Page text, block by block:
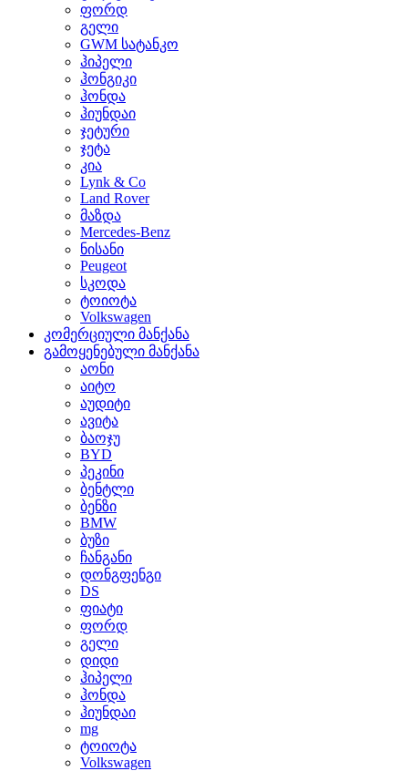
ფორდ
გელი
GWM სატანკო
ჰიპელი
ჰონგიკი
ჰონდა
ჰიუნდაი
ჯეტური
ჯეტა
კია
Lynk & Co
Land Rover
მაზდა
Mercedes-Benz
ნისანი
Peugeot
სკოდა
ტოიოტა
Volkswagen
კომერციული მანქანა
გამოყენებული მანქანა
აონი
აიტო
აუდიტი
ავიტა
ბაოჯუ
BYD
პეკინი
ბენტლი
ბენზი
BMW
ბუზი
ჩანგანი
დონგფენგი
DS
ფიატი
ფორდ
გელი
დიდი
ჰიპელი
ჰონდა
ჰიუნდაი
mg
ტოიოტა
Volkswagen